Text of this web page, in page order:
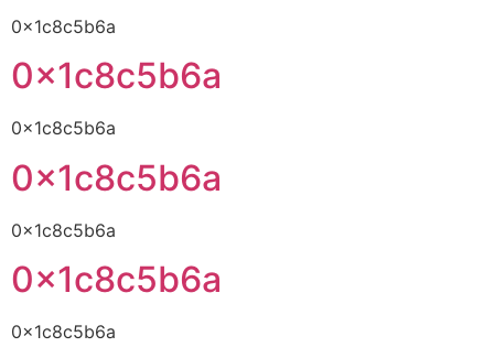
0x1c8c5b6a
0x1c8c5b6a
0x1c8c5b6a
0x1c8c5b6a
0x1c8c5b6a
0x1c8c5b6a
0x1c8c5b6a